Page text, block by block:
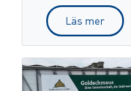
Läs mer